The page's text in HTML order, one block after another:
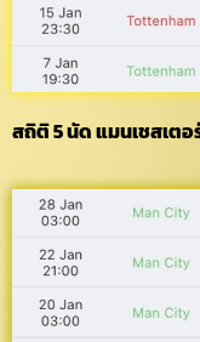
สถิติ 5 นัด แมนเชสเตอ